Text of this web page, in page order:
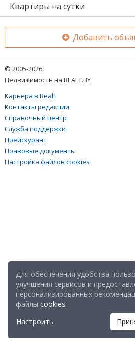
Квартиры на сутки
Добавить
© 2005-2026
Недвижимость на REALT.BY
Карьера в Realt
Контакты редакции
Справочный центр
Служба поддержки
Прейскурант
Правовые документы
Настройка файлов cookies
Для обеспечения удобства
улучшения сервисов и
персонализированных
файлы cookies.
Настроить